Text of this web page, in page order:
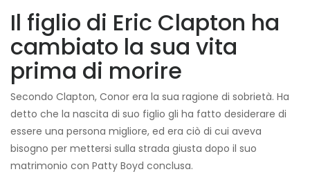
Il figlio di Eric Clapton ha
cambiato la sua vita
prima di morire
Secondo Clapton, Conor era la sua ragione di sobrietà. Ha
detto che la nascita di suo figlio gli ha fatto desiderare di
essere una persona migliore, ed era ciò di cui aveva
bisogno per mettersi sulla strada giusta dopo il suo
matrimonio con Patty Boyd conclusa.